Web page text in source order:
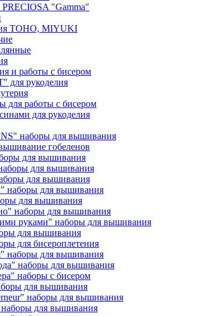
PRECIOSA "Gamma"
TOHO, MIYUKI
и работы с бисером
для рукоделия
для работы с бисером
для рукоделия
наборы для вышивания
гобеленов
для вышивания
для вышивания
для вышивания
наборы для вышивания
для вышивания
наборы для вышивания
руками" наборы для вышивания
для вышивания
для бисероплетения
наборы для вышивания
наборы для вышивания
наборы с бисером
для вышивания
наборы для вышивания
для вышивания